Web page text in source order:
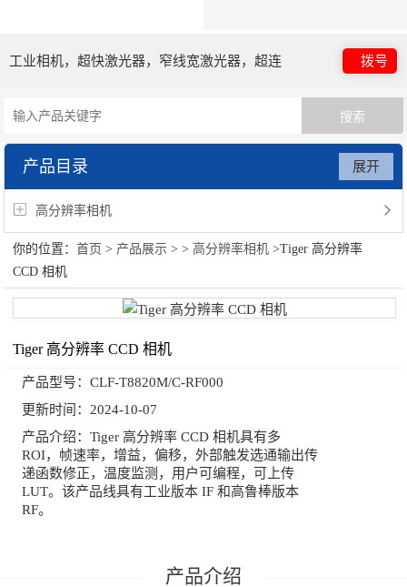
工业相机，超快激光器，窄线宽激光器，超连
续谱光源，光子晶体光纤
拨号
产品目录
高分辨率相机
展开
你的位置：首页 > 产品展示 > > 高分辨率相机 >Tiger 高分辨率
CCD 相机
Tiger 高分辨率 CCD 相机
产品型号： CLF-T8820M/C-RF000
更新时间： 2024-10-07
产品介绍： Tiger 高分辨率 CCD 相机具有多
ROI，帧速率，增益，偏移，外部触发选通输出传
递函数修正，温度监测，用户可编程，可上传
LUT。该产品线具有工业版本 IF 和高鲁棒版本
RF。